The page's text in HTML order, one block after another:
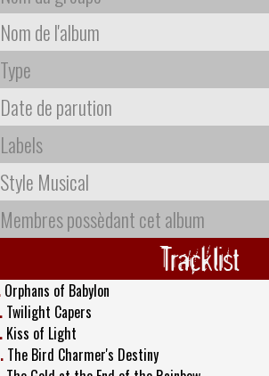
Nom de l'album
Type
Date de parution
Labels
Style Musical
Membres possèdant cet album
Tracklist
Orphans of Babylon
Twilight Capers
Kiss of Light
The Bird Charmer's Destiny